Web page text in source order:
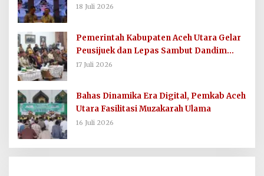
Komunikasi dan Informasi Publik
18 Juli 2026
Pemerintah Kabupaten Aceh Utara Gelar
Peusijuek dan Lepas Sambut Dandim
0103/AUT
17 Juli 2026
Bahas Dinamika Era Digital, Pemkab Aceh
Utara Fasilitasi Muzakarah Ulama
16 Juli 2026